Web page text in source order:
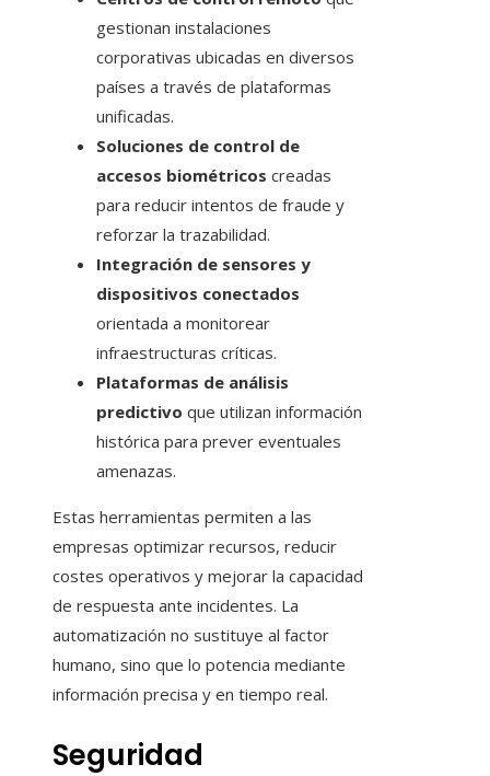
gestionan instalaciones
corporativas ubicadas en diversos
países a través de plataformas
unificadas.
Soluciones de control de
accesos biométricos creadas
para reducir intentos de fraude y
reforzar la trazabilidad.
Integración de sensores y
dispositivos conectados
orientada a monitorear
infraestructuras críticas.
Plataformas de análisis
predictivo que utilizan información
histórica para prever eventuales
amenazas.
Estas herramientas permiten a las
empresas optimizar recursos, reducir
costes operativos y mejorar la capacidad
de respuesta ante incidentes. La
automatización no sustituye al factor
humano, sino que lo potencia mediante
información precisa y en tiempo real.
Seguridad